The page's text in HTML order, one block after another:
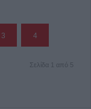
3 4
Σελίδα 1 από 5